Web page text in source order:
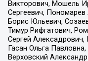
Викторович, Мошель
Сергеевич,
Борис Юльевич,
Тимур Рифгатович,
Сергей
Гасан Ольга
Верховский